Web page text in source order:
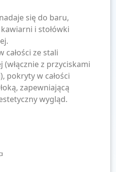
się do baru,
i stołówki
całości ze stali
(włącznie z przyciskami
pokryty w całości
zapewniającą
wygląd.